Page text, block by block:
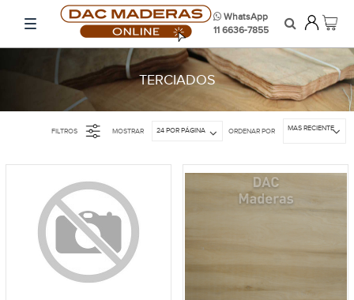
WhatsApp
11 6636-7855
TERCIADOS
FILTROS MOSTRAR 24 POR PÁGINA ORDENAR POR MAS RECIENTE